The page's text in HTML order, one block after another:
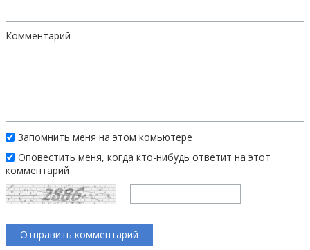
Комментарий
Запомнить меня на этом комьютере
Оповестить меня, когда кто-нибудь ответит на этот
комментарий